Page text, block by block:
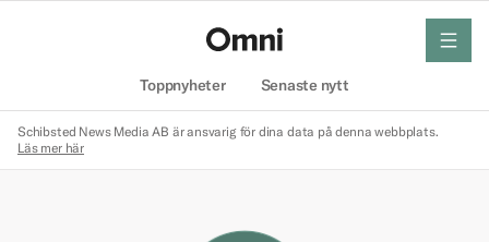
Toppnyheter Senaste nytt
meny
Schibsted News Media AB är ansvarig för dina data på denna webbplats.
Läs mer här